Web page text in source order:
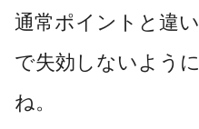
通常ポイントと違
で失効しないよう
ね。